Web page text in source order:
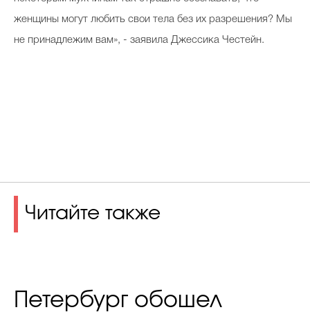
женщины могут любить свои тела без их разрешения? Мы
не принадлежим вам», - заявила Джессика Честейн.
Читайте также
Петербург обошел